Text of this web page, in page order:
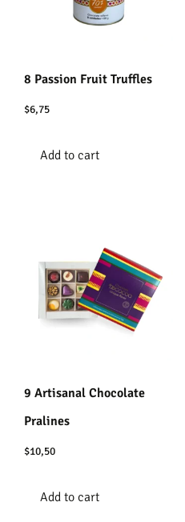
8 Passion Fruit Truffles
$6,75
Add to cart
9 Artisanal Chocolate
Pralines
$10,50
Add to cart